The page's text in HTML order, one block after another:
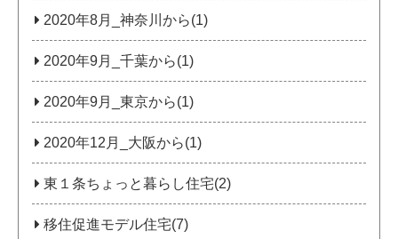
2020年8月_神奈川から(1)
2020年9月_千葉から(1)
2020年9月_東京から(1)
2020年12月_大阪から(1)
東１条ちょっと暮らし住宅(2)
移住促進モデル住宅(7)